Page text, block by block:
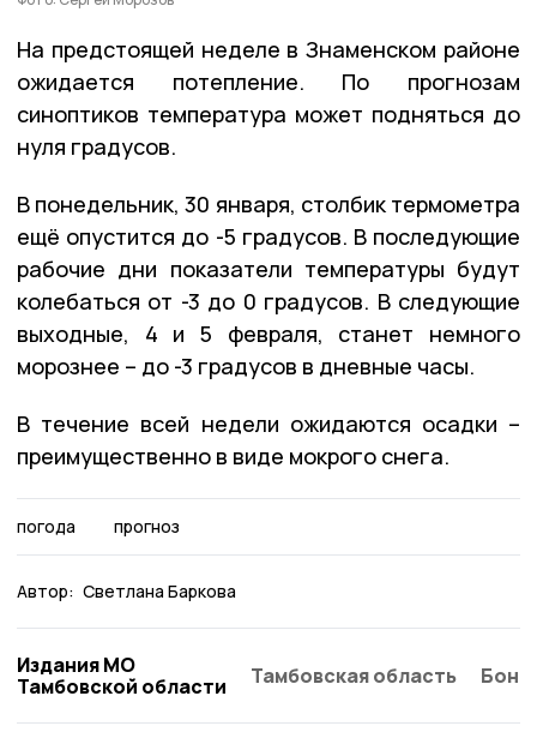
На предстоящей неделе в Знаменском районе
ожидается потепление. По прогнозам
синоптиков температура может подняться до
нуля градусов.
В понедельник, 30 января, столбик термометра
ещё опустится до -5 градусов. В последующие
рабочие дни показатели температуры будут
колебаться от -3 до 0 градусов. В следующие
выходные, 4 и 5 февраля, станет немного
морознее – до -3 градусов в дневные часы.
В течение всей недели ожидаются осадки –
преимущественно в виде мокрого снега.
погода прогноз
Автор: Светлана Баркова
Издания МО
Тамбовской области
Тамбовская область